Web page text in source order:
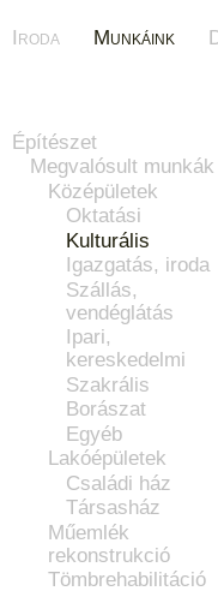
Iroda Munkáink
Építészet
Megvalósult munkák
Középületek
Oktatási
Kulturális
Igazgatás, iroda
Szállás,
vendéglátás
Ipari,
kereskedelmi
Szakrális
Borászat
Egyéb
Lakóépületek
Családi ház
Társasház
Műemlék
rekonstrukció
Tömbrehabilitáció